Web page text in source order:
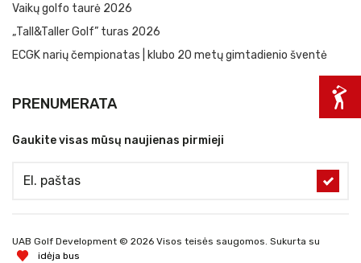
Vaikų golfo taurė 2026
„Tall&Taller Golf” turas 2026
ECGK narių čempionatas | klubo 20 metų gimtadienio šventė
PRENUMERATA
Gaukite visas mūsų naujienas pirmieji
UAB Golf Development © 2026 Visos teisės saugomos. Sukurta su
idėja bus